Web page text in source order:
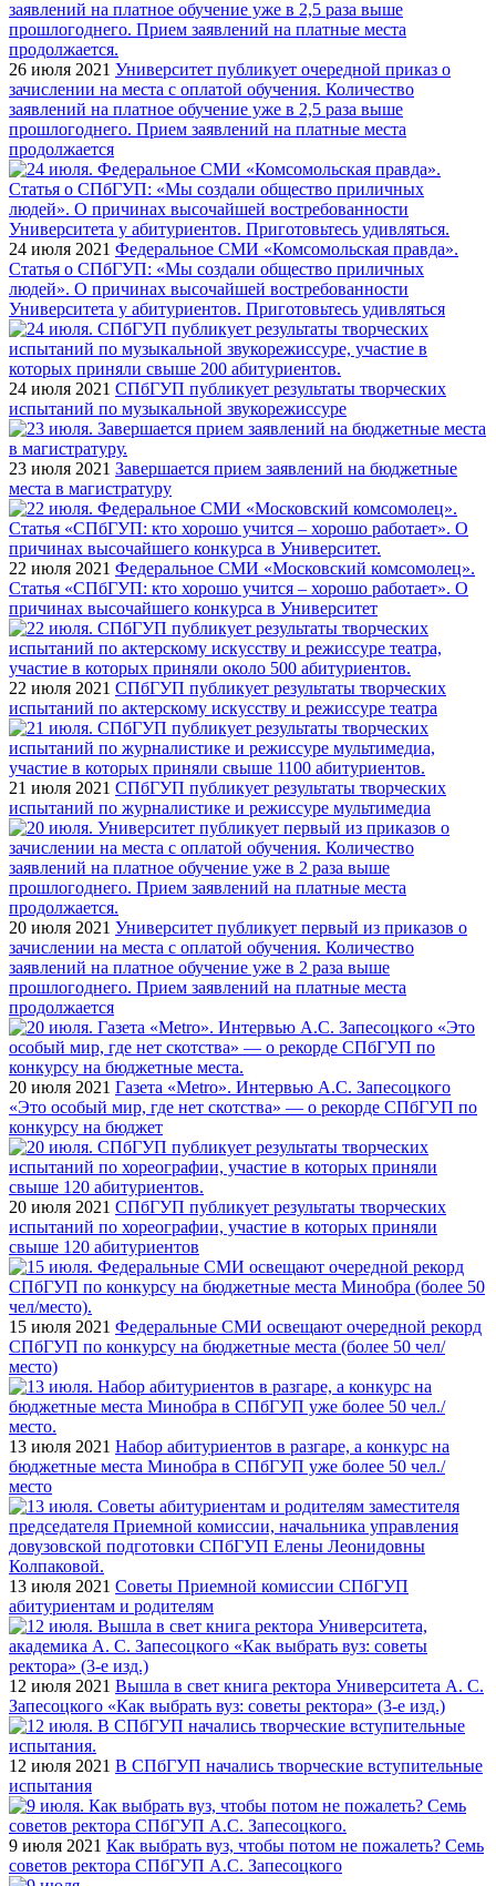
26 июля 2021 Университет публикует очередной приказ о
зачислении на места с оплатой обучения. Количество
заявлений на платное обучение уже в 2,5 раза выше
прошлогоднего. Прием заявлений на платные места
продолжается
24 июля 2021 Федеральное СМИ «Комсомольская правда».
Статья о СПбГУП: «Мы создали общество приличных
людей». О причинах высочайшей востребованности
Университета у абитуриентов. Приготовьтесь удивляться
24 июля 2021 СПбГУП публикует результаты творческих
испытаний по музыкальной звукорежиссуре
23 июля 2021 Завершается прием заявлений на бюджетные
места в магистратуру
22 июля 2021 Федеральное СМИ «Московский комсомолец».
Статья «СПбГУП: кто хорошо учится – хорошо работает». О
причинах высочайшего конкурса в Университет
22 июля 2021 СПбГУП публикует результаты творческих
испытаний по актерскому искусству и режиссуре театра
21 июля 2021 СПбГУП публикует результаты творческих
испытаний по журналистике и режиссуре мультимедиа
20 июля 2021 Университет публикует первый из приказов о
зачислении на места с оплатой обучения. Количество
заявлений на платное обучение уже в 2 раза выше
прошлогоднего. Прием заявлений на платные места
продолжается
20 июля 2021 Газета «Metro». Интервью А.С. Запесоцкого
«Это особый мир, где нет скотства» — о рекорде СПбГУП по
конкурсу на бюджет
20 июля 2021 СПбГУП публикует результаты творческих
испытаний по хореографии, участие в которых приняли
свыше 120 абитуриентов
15 июля 2021 Федеральные СМИ освещают очередной рекорд
СПбГУП по конкурсу на бюджетные места (более 50 чел/
место)
13 июля 2021 Набор абитуриентов в разгаре, а конкурс на
бюджетные места Минобра в СПбГУП уже более 50 чел./
место
13 июля 2021 Советы Приемной комиссии СПбГУП
абитуриентам и родителям
12 июля 2021 Вышла в свет книга ректора Университета А. С.
Запесоцкого «Как выбрать вуз: советы ректора» (3-е изд.)
12 июля 2021 В СПбГУП начались творческие вступительные
испытания
9 июля 2021 Как выбрать вуз, чтобы потом не пожалеть? Семь
советов ректора СПбГУП А.С. Запесоцкого